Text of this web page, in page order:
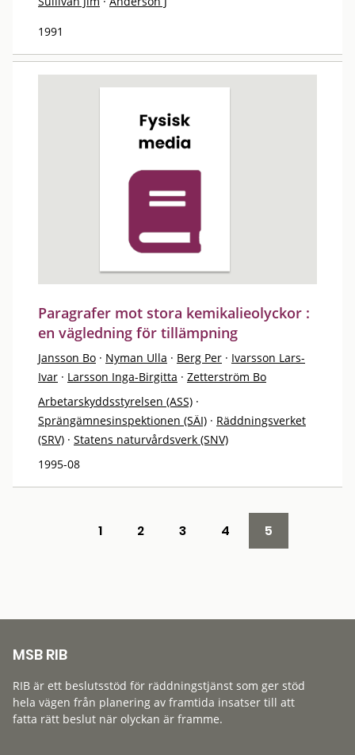
1991
Paragrafer mot stora kemikalieolyckor :
en vägledning för tillämpning
Jansson Bo · Nyman Ulla · Berg Per · Ivarsson Lars-
Ivar · Larsson Inga-Birgitta · Zetterström Bo
Arbetarskyddsstyrelsen (ASS) ·
Sprängämnesinspektionen (SÄI) · Räddningsverket
(SRV) · Statens naturvårdsverk (SNV)
1995-08
1 2 3 4 5
MSB RIB
RIB är ett beslutsstöd för räddningstjänst som ger stöd
hela vägen från planering av framtida insatser till att
fatta rätt beslut när olyckan är framme.